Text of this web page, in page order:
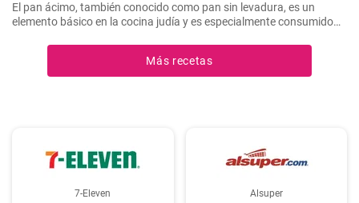
El pan ácimo, también conocido como pan sin levadura, es un
elemento básico en la cocina judía y es especialmente consumido
pan ácimo casero de manera sencilla y deliciosa.
Más recetas
7-Eleven Alsuper